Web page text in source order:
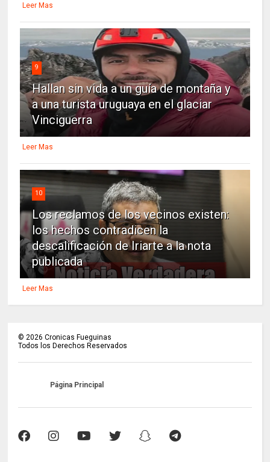
Leer Mas
9
Hallan sin vida a un guía de montaña y
a una turista uruguaya en el glaciar
Vinciguerra
Leer Mas
10
Los reclamos de los vecinos existen:
los hechos contradicen la
descalificación de Iriarte a la nota
publicada
Leer Mas
© 2026 Cronicas Fueguinas
Todos los Derechos Reservados
Página Principal